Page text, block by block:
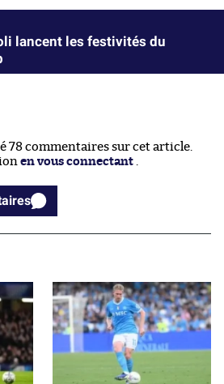
lancent les festivités du
78 commentaires sur cet article.
en vous connectant